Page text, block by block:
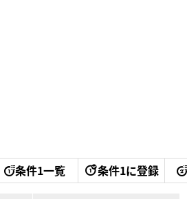
条件1一覧 条件1に登録